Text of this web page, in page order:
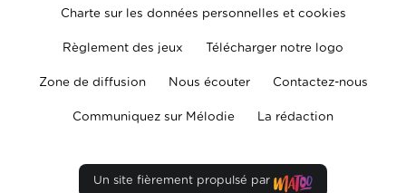
Charte sur les données personnelles et cookies
Règlement des jeux Télécharger notre logo
Zone de diffusion Nous écouter Contactez-nous
Communiquez sur Mélodie La rédaction
Un site fièrement propulsé par